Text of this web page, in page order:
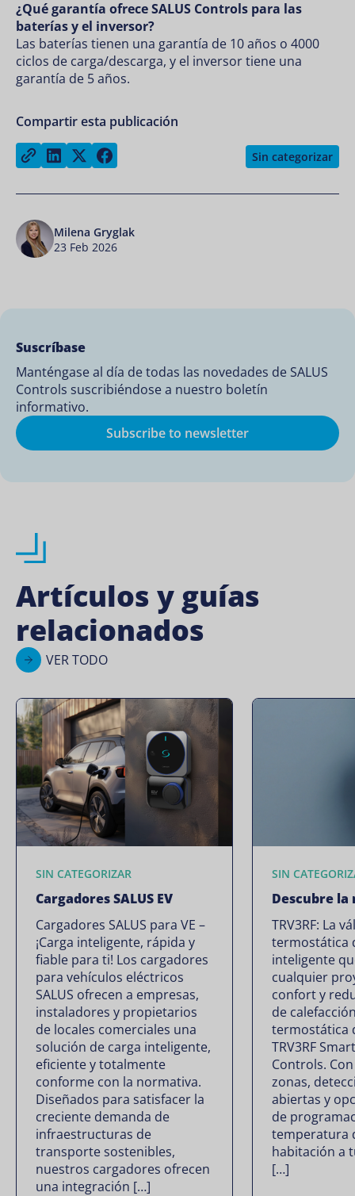
¿Qué garantía ofrece SALUS Controls para las
baterías y el inversor?
Las baterías tienen una garantía de 10 años o 4000
ciclos de carga/descarga, y el inversor tiene una
garantía de 5 años.
Compartir esta publicación
Copy linkShare on LinkedIn
Share on Twitter Sin categorizar
Milena Gryglak
23 Feb 2026
Suscríbase
Manténgase al día de todas las novedades de SALUS
Controls suscribiéndose a nuestro boletín
informativo.
Subscribe to newsletter
Artículos y guías
relacionados
VER TODO
SIN CATEGORIZAR
Cargadores SALUS EV
Cargadores SALUS para VE –
¡Carga inteligente, rápida y
fiable para ti! Los cargadores
para vehículos eléctricos
SALUS ofrecen a empresas,
instaladores y propietarios
de locales comerciales una
solución de carga inteligente,
eficiente y totalmente
conforme con la normativa.
Diseñados para satisfacer la
creciente demanda de
infraestructuras de
transporte sostenibles,
nuestros cargadores ofrecen
una integración […]
SIN
Descubre la
TRV3RF: La
termostática
inteligente
cualquier
confort y
de
termostática
TRV3RF
Controls.
zonas,
abiertas y
de
temperatura
habitación a
[…]